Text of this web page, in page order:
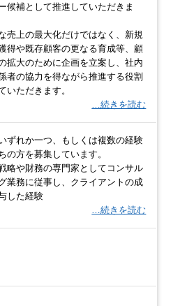
候補として推進していただきま
売上の最大化だけではなく、新規
得や既存顧客の更なる育成等、顧
拡大のために企画を立案し、社内
者の協力を得ながら推進する役割
いただきます。
…続きを読む
ずれか一つ、もしくは複数の経験
の方を募集しています。
略や財務の専門家としてコンサル
業務に従事し、クライアントの成
した経験
…続きを読む